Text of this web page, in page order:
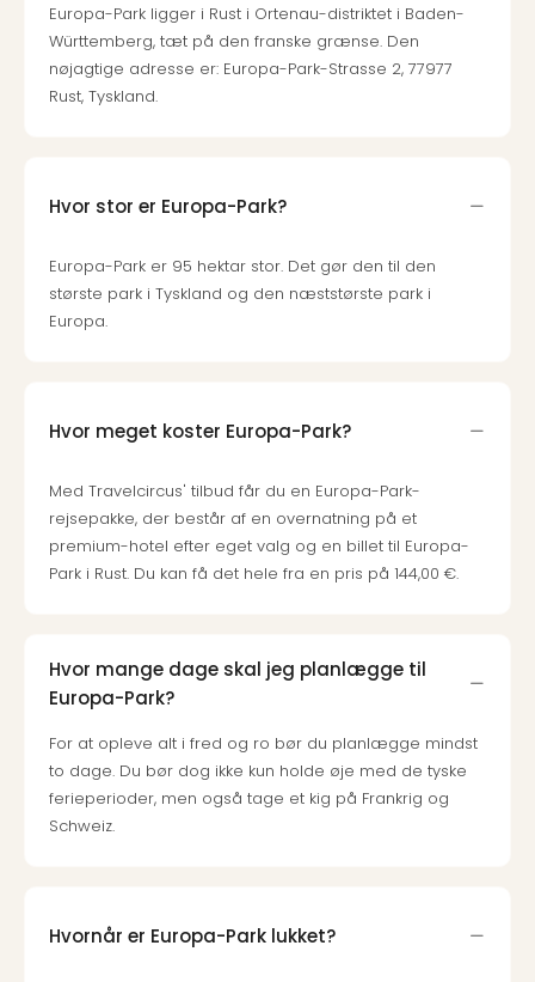
Europa-Park ligger i Rust i Ortenau-distriktet i Baden-
Württemberg, tæt på den franske grænse. Den
nøjagtige adresse er: Europa-Park-Strasse 2, 77977
Rust, Tyskland.
Hvor stor er Europa-Park?
Europa-Park er 95 hektar stor. Det gør den til den
største park i Tyskland og den næststørste park i
Europa.
Hvor meget koster Europa-Park?
Med Travelcircus' tilbud får du en Europa-Park-
rejsepakke, der består af en overnatning på et
premium-hotel efter eget valg og en billet til Europa-
Park i Rust. Du kan få det hele fra en pris på 144,00 €.
Hvor mange dage skal jeg planlægge til
Europa-Park?
For at opleve alt i fred og ro bør du planlægge mindst
to dage. Du bør dog ikke kun holde øje med de tyske
ferieperioder, men også tage et kig på Frankrig og
Schweiz.
Hvornår er Europa-Park lukket?